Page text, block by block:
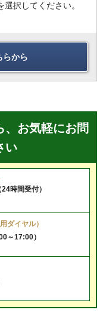
選択してください。
らから
、お気軽にお問
い
24時間受付）
ダイヤル）
～17:00）